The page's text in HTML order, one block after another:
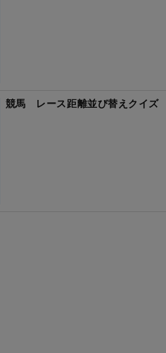
競馬 レース距離並び替えクイズ